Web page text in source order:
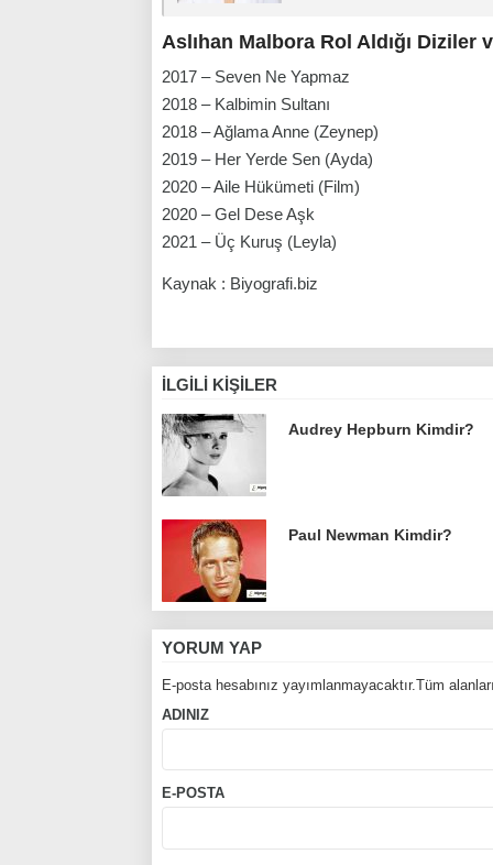
Aslıhan Malbora Rol Aldığı Diziler
2017 – Seven Ne Yapmaz
2018 – Kalbimin Sultanı
2018 – Ağlama Anne (Zeynep)
2019 – Her Yerde Sen (Ayda)
2020 – Aile Hükümeti (Film)
2020 – Gel Dese Aşk
2021 – Üç Kuruş (Leyla)
Kaynak : Biyografi.biz
İLGILI KIŞILER
Audrey Hepburn Kimdir?
Paul Newman Kimdir?
YORUM YAP
E-posta hesabınız yayımlanmayacaktır.Tüm
ADINIZ
E-POSTA